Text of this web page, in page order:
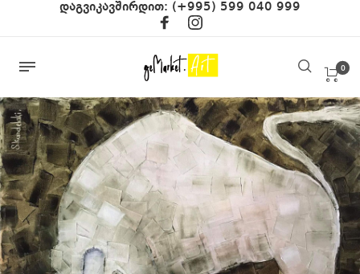
დაგვიკავშირდით: (+995) 599 040 999
0